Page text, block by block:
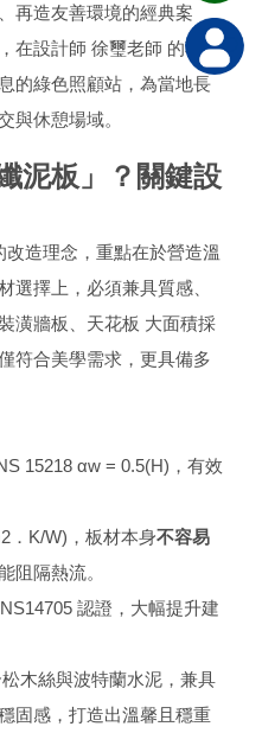
再造友善環境的經典案
在設計師 徐璽老師 的巧手
的綠色照顧站，為當地長
與休憩場域。
泥板」？關鍵設
造理念，重點在於營造溫
選擇上，必須兼具質感、
潢牆板、天花板 大面積採
符合美學需求，更具備多
15218 αw = 0.5(H)，有效
．K/W)，板材本身不容易
阻隔熱流。
認證，大幅提升建
木絲與波特蘭水泥，兼具
固感，打造出溫馨且穩重